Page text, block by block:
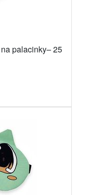
palacinky– 25